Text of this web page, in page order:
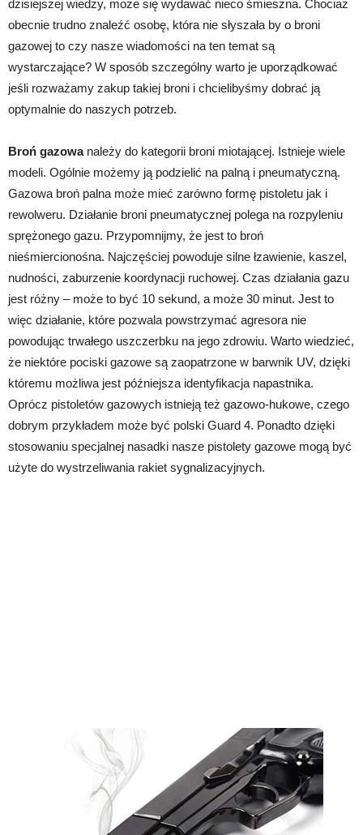
dzisiejszej wiedzy, może się wydawać nieco śmieszna. Chociaż
obecnie trudno znaleźć osobę, która nie słyszała by o broni
gazowej to czy nasze wiadomości na ten temat są
wystarczające? W sposób szczególny warto je uporządkować
jeśli rozważamy zakup takiej broni i chcielibyśmy dobrać ją
optymalnie do naszych potrzeb.
Broń gazowanależy do kategorii broni miotającej. Istnieje wiele
modeli. Ogólnie możemy ją podzielić na palną i pneumatyczną.
Gazowa broń palna może mieć zarówno formę pistoletu jak i
rewolweru. Działanie broni pneumatycznej polega na rozpyleniu
sprężonego gazu. Przypomnijmy, że jest to broń
nieśmiercionośna. Najczęściej powoduje silne łzawienie, kaszel,
nudności, zaburzenie koordynacji ruchowej. Czas działania gazu
jest różny – może to być 10 sekund, a może 30 minut. Jest to
więc działanie, które pozwala powstrzymać agresora nie
powodując trwałego uszczerbku na jego zdrowiu. Warto wiedzieć,
że niektóre pociski gazowe są zaopatrzone w barwnik UV, dzięki
któremu możliwa jest późniejsza identyfikacja napastnika.
Oprócz pistoletów gazowych istnieją też gazowo-hukowe, czego
dobrym przykładem może być polski Guard 4. Ponadto dzięki
stosowaniu specjalnej nasadki nasze pistolety gazowe mogą być
użyte do wystrzeliwania rakiet sygnalizacyjnych.